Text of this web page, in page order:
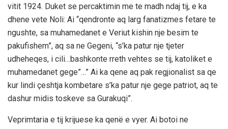
vitit 1924. Duket se percaktimin me te madh ndaj tij, e ka
dhene vete Noli: Ai “qendronte aq larg fanatizmes fetare te
ngushte, sa muhamedanet e Veriut kishin nje besim te
pakufishem”, aq sa ne Gegeni, “s’ka patur nje tjeter
udheheqes, i cili…bashkonte rreth vehtes se tij, katoliket e
muhamedanet gege”…” Ai ka qene aq pak regjionalist sa qe
kur lindi çeshtja kombetare s’ka patur nje gege patriot, aq te
dashur midis toskeve sa Gurakuqi”.
Veprimtaria e tij krijuese ka qenë e vyer. Ai botoi ne